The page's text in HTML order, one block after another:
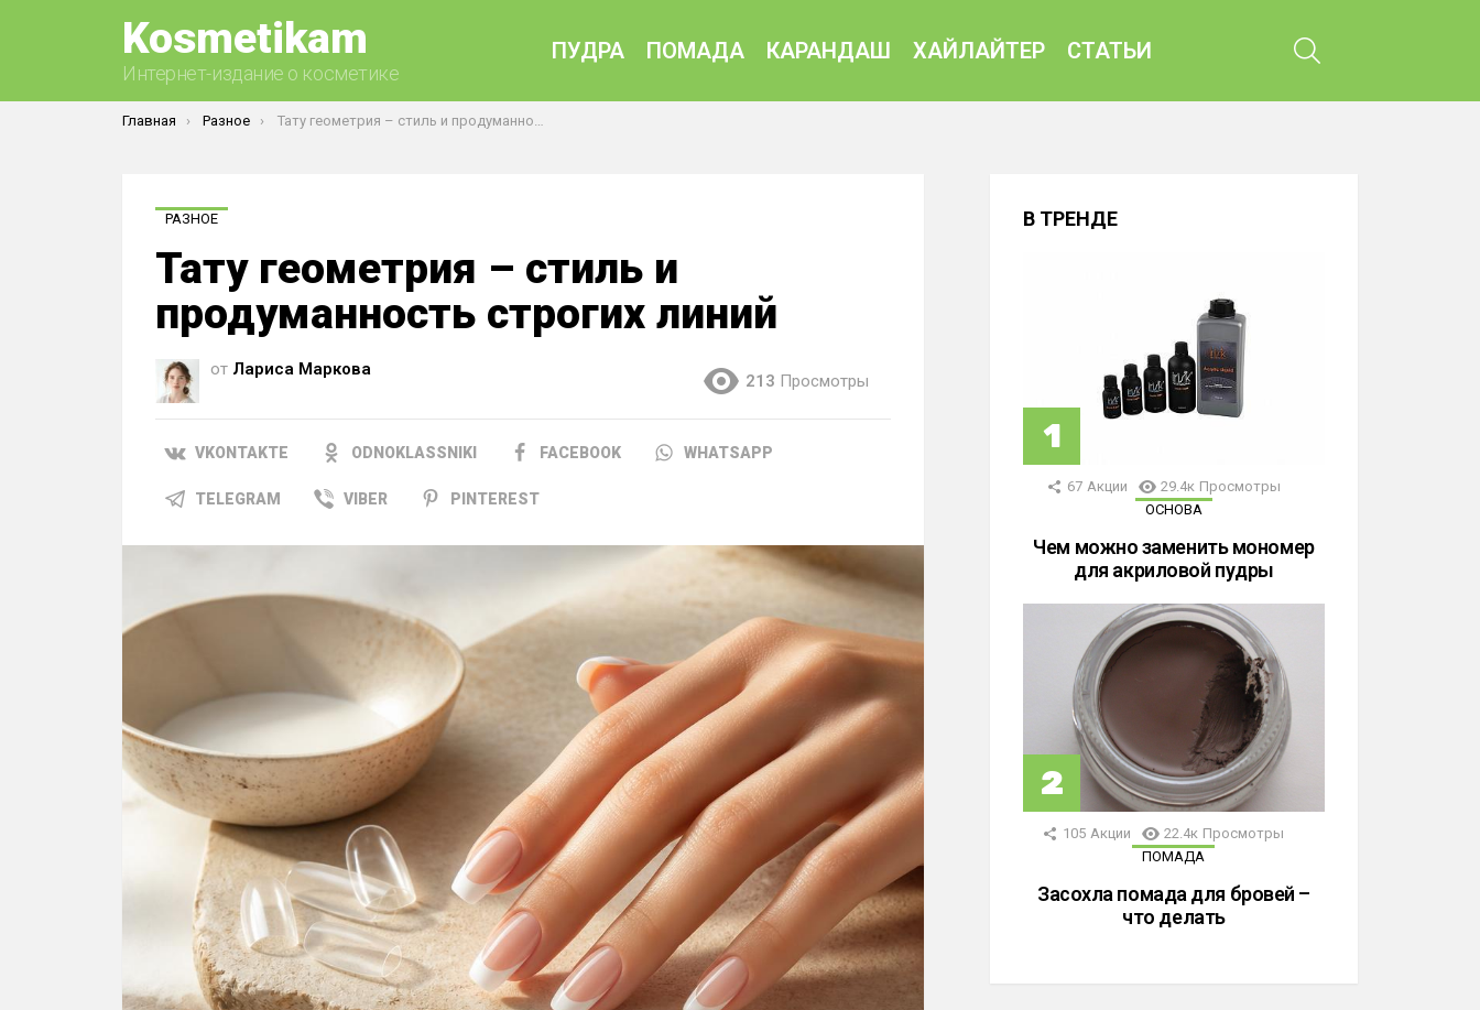
Kosmetikam
Интернет-издание о косметике
ПУДРА ПОМАДА КАРАНДАШ ХАЙЛАЙТЕР СТАТЬИ
Вы здесь:
Главная Разное Тату геометрия – стиль и продуманность строгих линий
РАЗНОЕ
Тату геометрия – стиль и
продуманность строгих линий
от Лариса Маркова
213 Просмотры
VKONTAKTE ODNOKLASSNIKI FACEBOOK WHATSAPP
TELEGRAM VIBER PINTEREST
В ТРЕНДЕ
67 Акции 29.4к Просмотры
ОСНОВА
Чем можно заменить мономер
для акриловой пудры
105 Акции 22.4к Просмотры
ПОМАДА
Засохла помада для бровей –
что делать